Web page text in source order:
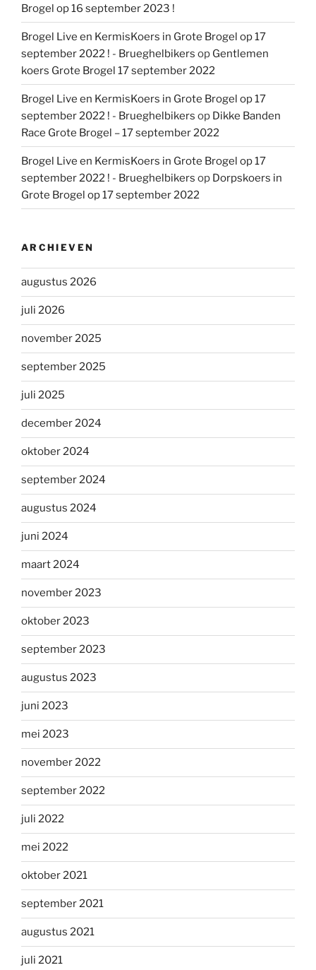
Brogel op 16 september 2023 !
Brogel Live en KermisKoers in Grote Brogel op 17
september 2022 ! - Brueghelbikers op Gentlemen
koers Grote Brogel 17 september 2022
Brogel Live en KermisKoers in Grote Brogel op 17
september 2022 ! - Brueghelbikers op Dikke Banden
Race Grote Brogel – 17 september 2022
Brogel Live en KermisKoers in Grote Brogel op 17
september 2022 ! - Brueghelbikers op Dorpskoers in
Grote Brogel op 17 september 2022
ARCHIEVEN
augustus 2026
juli 2026
november 2025
september 2025
juli 2025
december 2024
oktober 2024
september 2024
augustus 2024
juni 2024
maart 2024
november 2023
oktober 2023
september 2023
augustus 2023
juni 2023
mei 2023
november 2022
september 2022
juli 2022
mei 2022
oktober 2021
september 2021
augustus 2021
juli 2021